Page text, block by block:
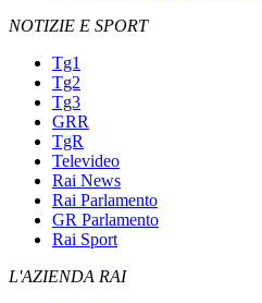
NOTIZIE E SPORT
Tg1
Tg2
Tg3
GRR
TgR
Televideo
Rai News
Rai Parlamento
GR Parlamento
Rai Sport
L'AZIENDA RAI